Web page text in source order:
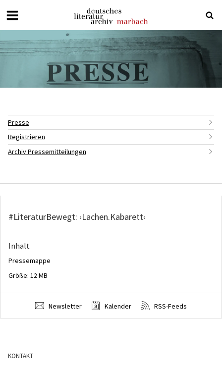
Deutsches
Literaturarchiv
Marbach
Presse
Registrieren
Archiv Pressemitteilungen
#LiteraturBewegt: ›Lachen.Kabarett‹
Inhalt
Pressemappe
Größe: 12 MB
Newsletter Kalender RSS-Feeds
KONTAKT